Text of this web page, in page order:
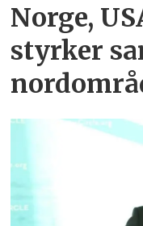
Norge,
styrker